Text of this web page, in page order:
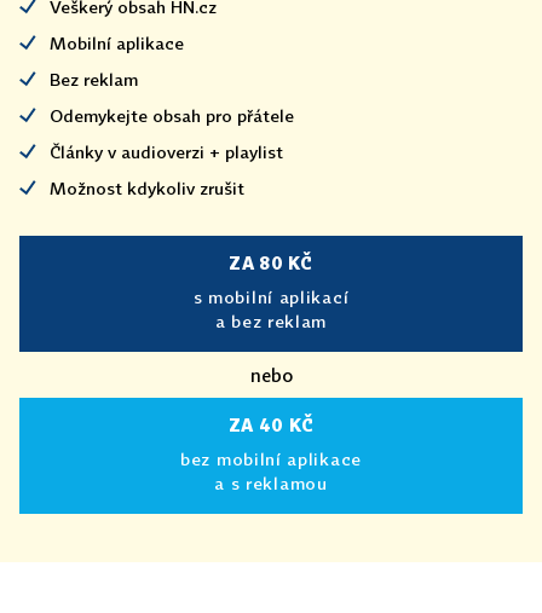
Veškerý obsah HN.cz
Mobilní aplikace
Bez reklam
Odemykejte obsah pro přátele
Články v audioverzi + playlist
Možnost kdykoliv zrušit
ZA 80 KČ
s mobilní aplikací
a bez reklam
nebo
ZA 40 KČ
bez mobilní aplikace
a s reklamou